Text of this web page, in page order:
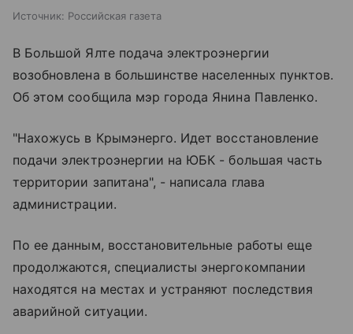
Источник: Российская газета
В Большой Ялте подача электроэнергии
возобновлена в большинстве населенных пунктов.
Об этом сообщила мэр города Янина Павленко.
"Нахожусь в Крымэнерго. Идет восстановление
подачи электроэнергии на ЮБК - большая часть
территории запитана", - написала глава
администрации.
По ее данным, восстановительные работы еще
продолжаются, специалисты энергокомпании
находятся на местах и устраняют последствия
аварийной ситуации.